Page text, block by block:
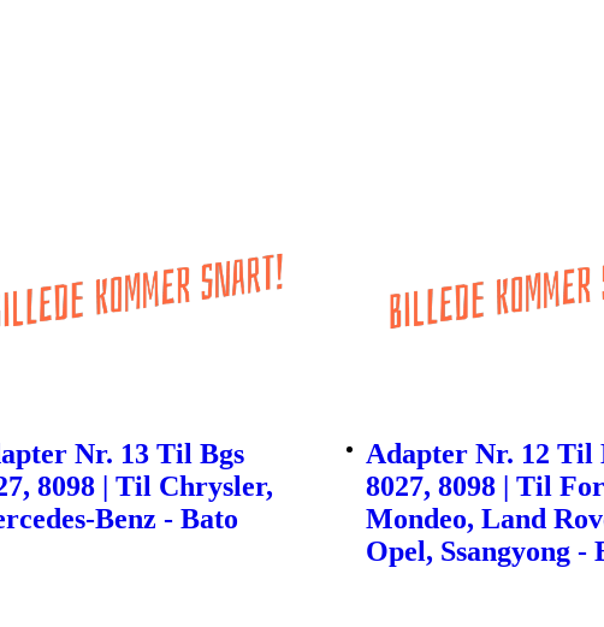
Nr. 13 Til Bgs
8098 | Til Chrysler,
Benz - Bato
Adapter Nr. 12 Til
8027, 8098 | Til
Mondeo, Land
Opel, Ssangyong -